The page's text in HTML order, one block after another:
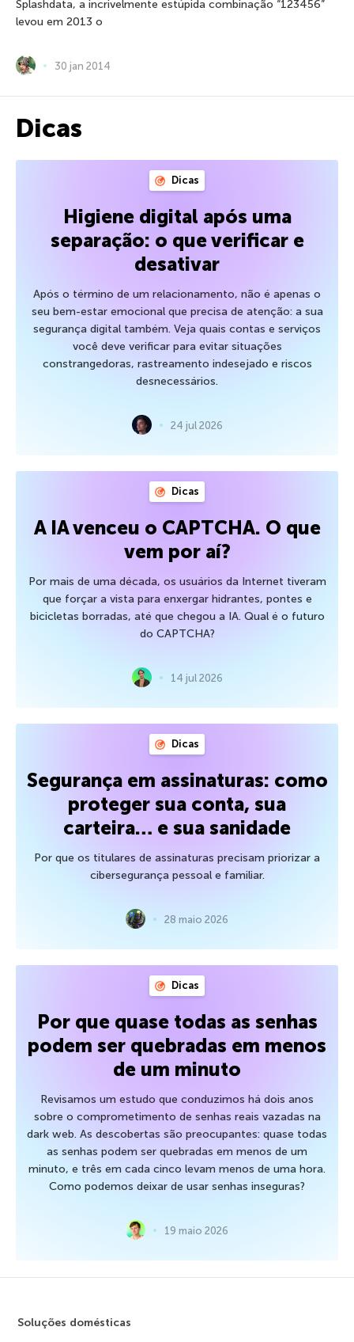
Splashdata, a incrivelmente estúpida combinação “123456”
levou em 2013 o
30 jan 2014
Dicas
Dicas
Higiene digital após uma
separação: o que verificar e
desativar
Após o término de um relacionamento, não é apenas o
seu bem-estar emocional que precisa de atenção: a sua
segurança digital também. Veja quais contas e serviços
você deve verificar para evitar situações
constrangedoras, rastreamento indesejado e riscos
desnecessários.
24 jul 2026
Dicas
A IA venceu o CAPTCHA. O que
vem por aí?
Por mais de uma década, os usuários da Internet tiveram
que forçar a vista para enxergar hidrantes, pontes e
bicicletas borradas, até que chegou a IA. Qual é o futuro
do CAPTCHA?
14 jul 2026
Dicas
Segurança em assinaturas: como
proteger sua conta, sua
carteira… e sua sanidade
Por que os titulares de assinaturas precisam priorizar a
cibersegurança pessoal e familiar.
28 maio 2026
Dicas
Por que quase todas as senhas
podem ser quebradas em menos
de um minuto
Revisamos um estudo que conduzimos há dois anos
sobre o comprometimento de senhas reais vazadas na
dark web. As descobertas são preocupantes: quase todas
as senhas podem ser quebradas em menos de um
minuto, e três em cada cinco levam menos de uma hora.
Como podemos deixar de usar senhas inseguras?
19 maio 2026
Soluções domésticas